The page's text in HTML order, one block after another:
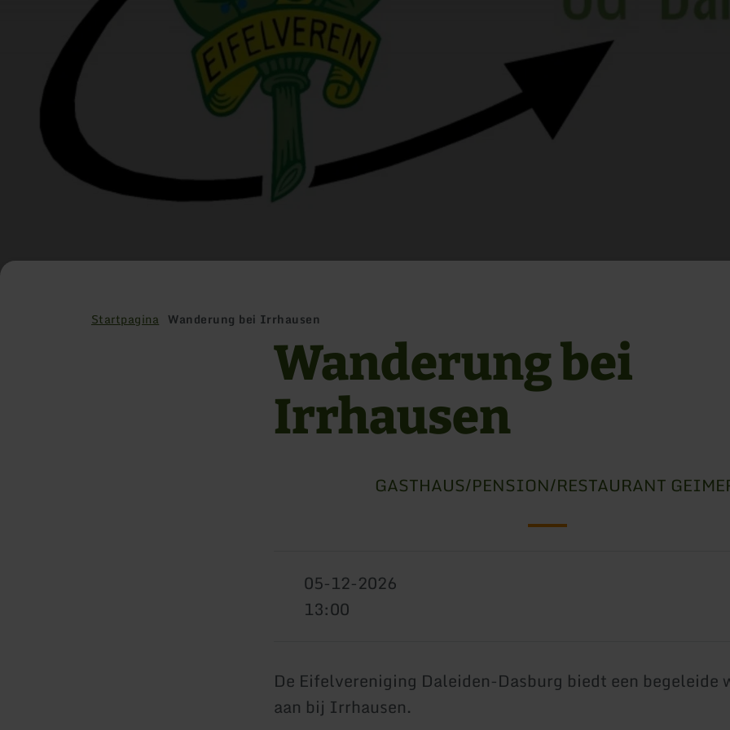
Startpagina Wanderung bei Irrhausen
Wanderung bei
Irrhausen
GASTHAUS/PENSION/RESTAURANT
05-12-2026
13:00
De Eifelvereniging Daleiden-Dasburg biedt een begeleide
aan bij Irrhausen.